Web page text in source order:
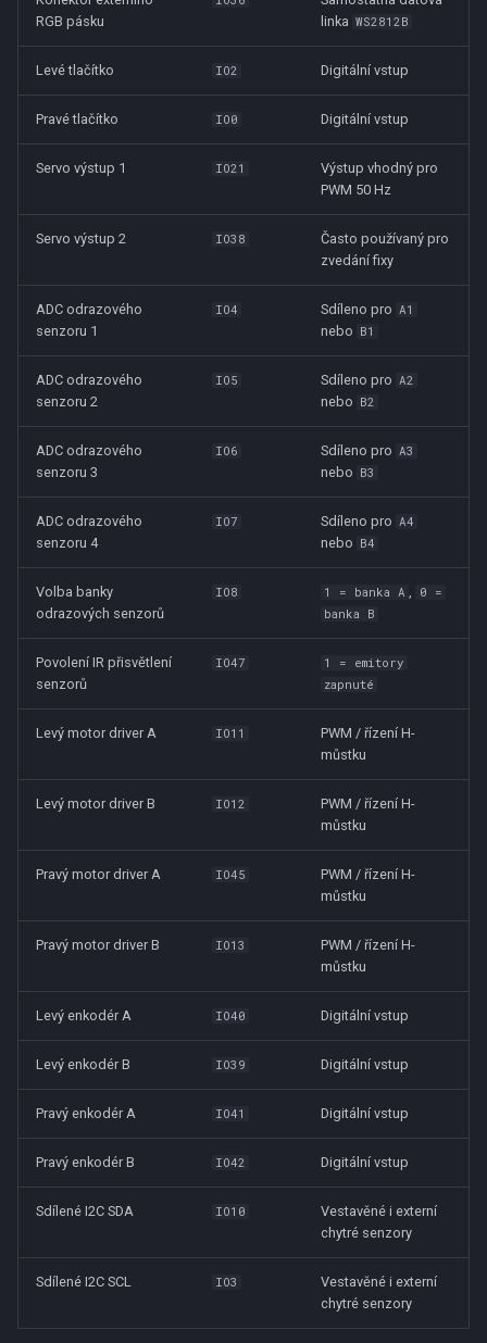
h
d
t
Jednoduché I/O konektory
Lekce 5 - Servo (Kreslení
Lekce 6 - Cykly
Lekce 7 - Funkce
Lekce 8 - Řetězce
RGB pásku
linka WS2812B
Levé tlačítko IO2 Digitální vstup
Pravé tlačítko IO0 Digitální vstup
Servo výstup 1 IO21
Výstup vhodný pro
PWM 50 Hz
Servo výstup 2 IO38
Často používaný pro
zvedání fixy
ADC odrazového
senzoru 1
IO4 Sdíleno pro A1
nebo B1
ADC odrazového
senzoru 2
IO5 Sdíleno pro A2
nebo B2
ADC odrazového
senzoru 3
IO6 Sdíleno pro A3
nebo B3
ADC odrazového
senzoru 4
IO7 Sdíleno pro A4
nebo B4
Volba banky
odrazových senzorů
IO8 1 = banka A ,
0 =
banka B
Povolení IR přisvětlení
senzorů
IO47
1 = emitory
zapnuté
Levý motor driver A IO11
PWM / řízení H-
můstku
Levý motor driver B IO12
PWM / řízení H-
můstku
Pravý motor driver A IO45
PWM / řízení H-
můstku
Pravý motor driver B IO13
PWM / řízení H-
můstku
Levý enkodér A IO40 Digitální vstup
Levý enkodér B IO39 Digitální vstup
Pravý enkodér A IO41 Digitální vstup
Pravý enkodér B IO42 Digitální vstup
Sdílené I2C SDA IO10
Vestavěné i externí
chytré senzory
Sdílené I2C SCL IO3
Vestavěné i externí
chytré senzory